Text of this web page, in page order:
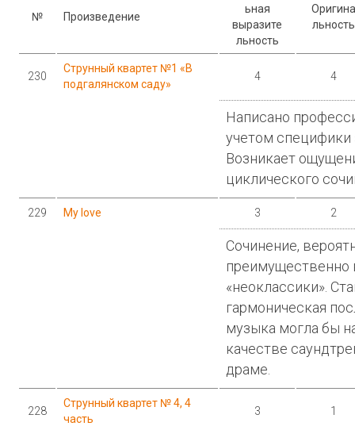
№ Произведение
ьная
выразите
льность
Оригина
льность
230
Струнный квартет №1 «В
подгалянском саду»
4 4
Написано
учетом специфики
Возникает
циклического
229 My love 3 2
Сочинение,
преимущественно
«неоклассики».
гармоническая
музыка могла бы
качестве
драме.
228
Струнный квартет № 4, 4
часть
3 1